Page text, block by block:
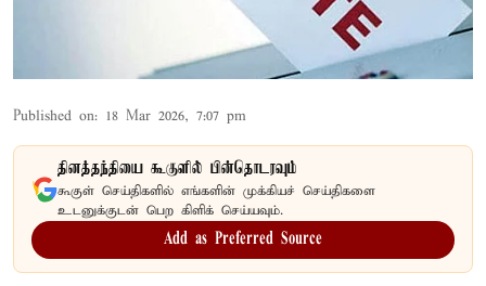
Published on: 18 Mar 2026, 7:07 pm
தினத்தந்தியை கூகுளில் பின்தொடரவும்
கூகுள் செய்திகளில் எங்களின் முக்கியச் செய்திகளை
உடனுக்குடன் பெற கிளிக் செய்யவும்.
Add as Preferred Source